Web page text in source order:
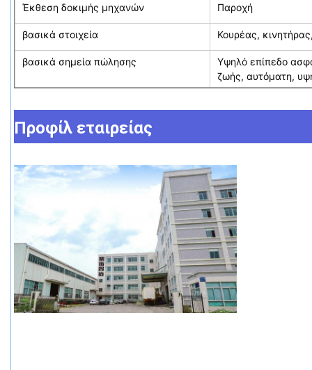
Έκθεση δοκιμής μηχανών Παροχή
βασικά στοιχεία Κουρέας,
βασικά σημεία πώλησης
Υψηλό επίπεδο
ζωής, αυτόματη,
Προφίλ εταιρείας